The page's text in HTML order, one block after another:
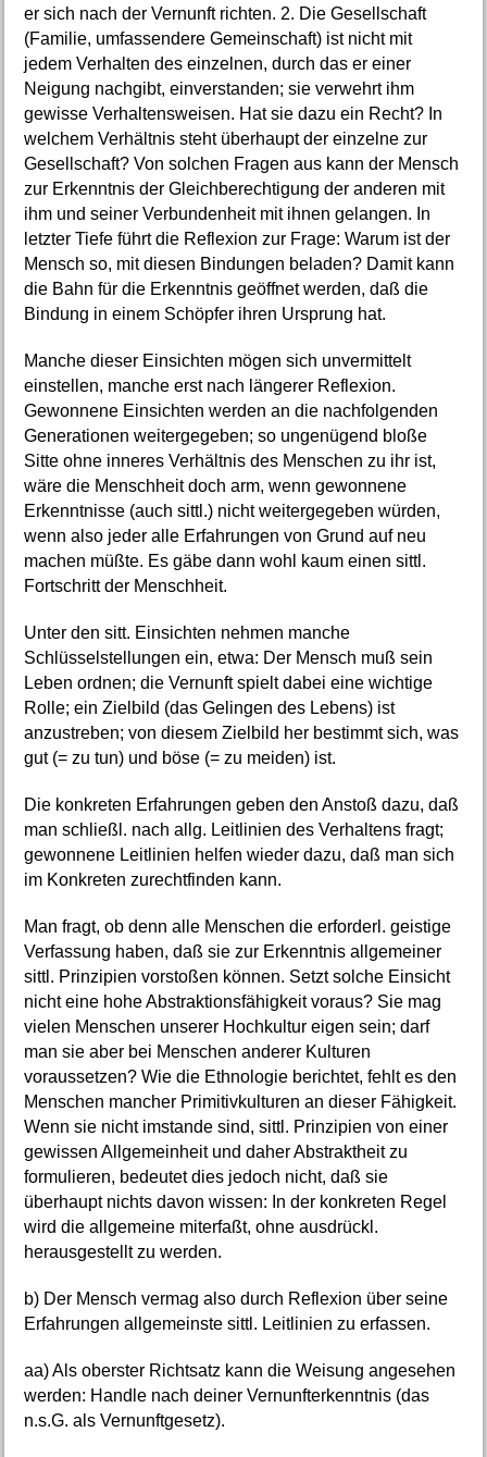
er sich nach der Vernunft richten. 2. Die Gesellschaft
(Familie, umfassendere Gemeinschaft) ist nicht mit
jedem Verhalten des einzelnen, durch das er einer
Neigung nachgibt, einverstanden; sie verwehrt ihm
gewisse Verhaltensweisen. Hat sie dazu ein Recht? In
welchem Verhältnis steht überhaupt der einzelne zur
Gesellschaft? Von solchen Fragen aus kann der Mensch
zur Erkenntnis der Gleichberechtigung der anderen mit
ihm und seiner Verbundenheit mit ihnen gelangen. In
letzter Tiefe führt die Reflexion zur Frage: Warum ist der
Mensch so, mit diesen Bindungen beladen? Damit kann
die Bahn für die Erkenntnis geöffnet werden, daß die
Bindung in einem Schöpfer ihren Ursprung hat.
Manche dieser Einsichten mögen sich unvermittelt
einstellen, manche erst nach längerer Reflexion.
Gewonnene Einsichten werden an die nachfolgenden
Generationen weitergegeben; so ungenügend bloße
Sitte ohne inneres Verhältnis des Menschen zu ihr ist,
wäre die Menschheit doch arm, wenn gewonnene
Erkenntnisse (auch sittl.) nicht weitergegeben würden,
wenn also jeder alle Erfahrungen von Grund auf neu
machen müßte. Es gäbe dann wohl kaum einen sittl.
Fortschritt der Menschheit.
Unter den sitt. Einsichten nehmen manche
Schlüsselstellungen ein, etwa: Der Mensch muß sein
Leben ordnen; die Vernunft spielt dabei eine wichtige
Rolle; ein Zielbild (das Gelingen des Lebens) ist
anzustreben; von diesem Zielbild her bestimmt sich, was
gut (= zu tun) und böse (= zu meiden) ist.
Die konkreten Erfahrungen geben den Anstoß dazu, daß
man schließl. nach allg. Leitlinien des Verhaltens fragt;
gewonnene Leitlinien helfen wieder dazu, daß man sich
im Konkreten zurechtfinden kann.
Man fragt, ob denn alle Menschen die erforderl. geistige
Verfassung haben, daß sie zur Erkenntnis allgemeiner
sittl. Prinzipien vorstoßen können. Setzt solche Einsicht
nicht eine hohe Abstraktionsfähigkeit voraus? Sie mag
vielen Menschen unserer Hochkultur eigen sein; darf
man sie aber bei Menschen anderer Kulturen
voraussetzen? Wie die Ethnologie berichtet, fehlt es den
Menschen mancher Primitivkulturen an dieser Fähigkeit.
Wenn sie nicht imstande sind, sittl. Prinzipien von einer
gewissen Allgemeinheit und daher Abstraktheit zu
formulieren, bedeutet dies jedoch nicht, daß sie
überhaupt nichts davon wissen: In der konkreten Regel
wird die allgemeine miterfaßt, ohne ausdrückl.
herausgestellt zu werden.
b) Der Mensch vermag also durch Reflexion über seine
Erfahrungen allgemeinste sittl. Leitlinien zu erfassen.
aa) Als oberster Richtsatz kann die Weisung angesehen
werden: Handle nach deiner Vernunfterkenntnis (das
n.s.G. als Vernunftgesetz).